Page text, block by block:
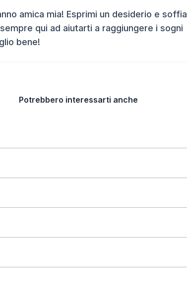
amica mia! Esprimi un desiderio e soffia
qui ad aiutarti a raggiungere i sogni
bene!
Potrebbero interessarti anche